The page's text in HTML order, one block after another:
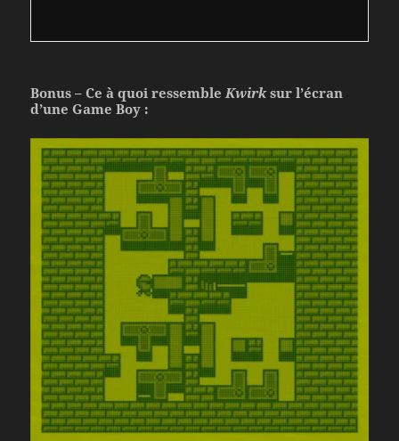
Bonus – Ce à quoi ressembleKwirksur l’écran
d’une Game Boy :